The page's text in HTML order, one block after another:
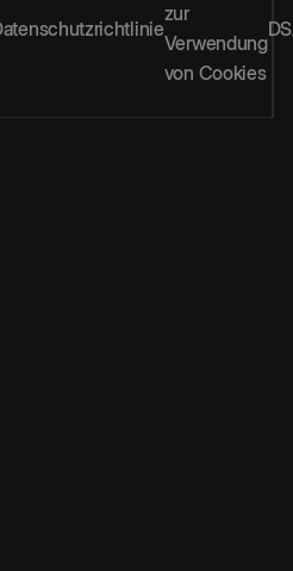
zur
Verwendung
von Cookies